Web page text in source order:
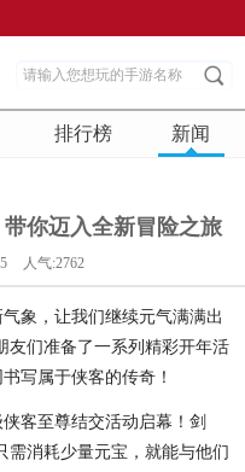
排行榜 新闻
你迈入全新冒险之旅
人气:2762
象，让我们继续元气满满出
友们准备了一系列精彩开年活
写属于侠客的传奇！
客至尊结交活动启幕！剑
需消耗少量元宝，就能与他们